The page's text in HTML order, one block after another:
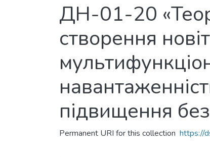
ДН-01-20
створення
підвищення
Permanent URI for this collection https://